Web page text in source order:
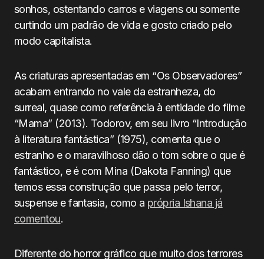
sonhos, ostentando carros e viagens ou somente
curtindo um padrão de vida e gosto criado pelo
modo capitalista.
As criaturas apresentadas em “Os Observadores”
acabam entrando no vale da estranheza, do
surreal, quase como referência à entidade do filme
“Mama” (2013). Todorov, em seu livro “Introdução
à literatura fantástica” (1975), comenta que o
estranho e o maravilhoso dão o tom sobre o que é
fantástico, e é com Mina (Dakota Fanning) que
temos essa construção que passa pelo terror,
suspense e fantasia, como a própria Ishana já
comentou.
Diferente do horror gráfico que muito dos terrores